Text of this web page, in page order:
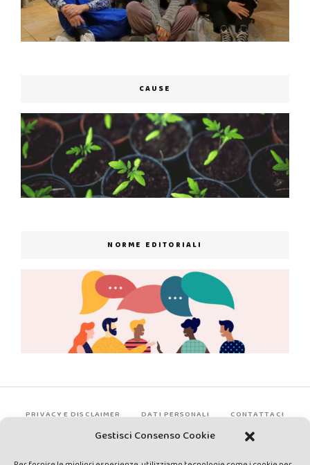
Gestisci Consenso Cookie
CAUSE
NORME EDITORIALI
PRIVACY E DISCLAIMER DATI PERSONALI CONTATTACI